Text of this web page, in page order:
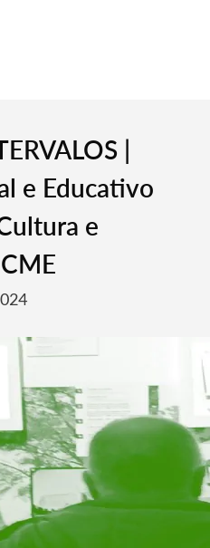
|
e Educativo
e